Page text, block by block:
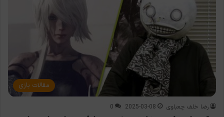
مقالات بازی
رضا خلف چعباوی 2025-03-08
0